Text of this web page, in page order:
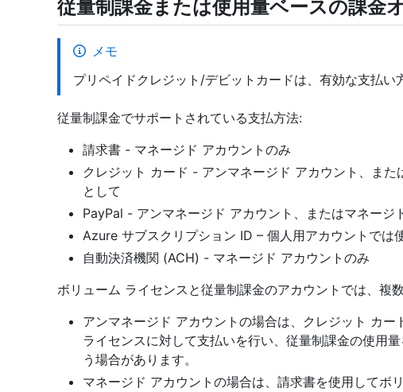
従量制課金または使用量ベースの課金
メモ
プリペイドクレジット/デビットカードは、有効な支払い
従量制課金でサポートされている支払方法:
請求書 - マネージド アカウントのみ
クレジット カード - アンマネージド アカウント、ま
として
PayPal - アンマネージド アカウント、またはマネージ
Azure サブスクリプション ID – 個人用アカウントでは
自動決済機関 (ACH) - マネージド アカウントのみ
ボリューム ライセンスと従量制課金のアカウントでは、複
アンマネージド アカウントの場合は、クレジット カ
ライセンスに対して支払いを行い、従量制課金の使用
う場合があります。
マネージド アカウントの場合は、請求書を使用してボ